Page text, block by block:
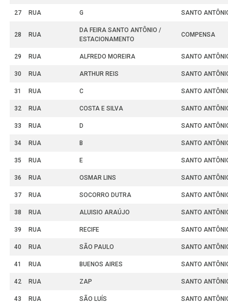
27 RUA G SANTO
28 RUA
DA FEIRA SANTO ANTÔNIO /
ESTACIONAMENTO
COMPENSA
29 RUA ALFREDO MOREIRA SANTO
30 RUA ARTHUR REIS SANTO
31 RUA C SANTO
32 RUA COSTA E SILVA SANTO
33 RUA D SANTO
34 RUA B SANTO
35 RUA E SANTO
36 RUA OSMAR LINS SANTO
37 RUA SOCORRO DUTRA SANTO
38 RUA ALUISIO ARAÚJO SANTO
39 RUA RECIFE SANTO
40 RUA SÃO PAULO SANTO
41 RUA BUENOS AIRES SANTO
42 RUA ZAP SANTO
43 RUA SÃO LUÍS SANTO